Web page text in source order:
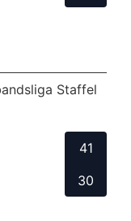
Staffel
41
30